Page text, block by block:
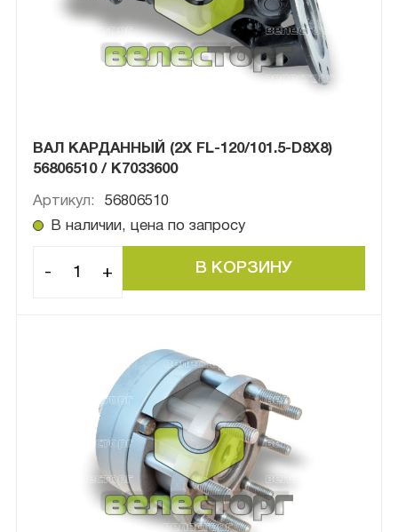
ВАЛ КАРДАННЫЙ (2X FL-120/101.5-D8X8)
56806510 / K7033600
Артикул:
56806510
В наличии, цена по запросу
- +